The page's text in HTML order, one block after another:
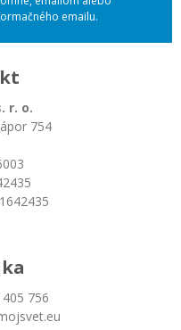
emailu.
r. o.
754
756